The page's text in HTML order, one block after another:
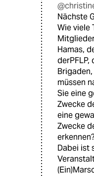
Nächste
Wie viele
Hamas,
müssen
Sie eine
Zwecke
eine
Zwecke
Dabei ist